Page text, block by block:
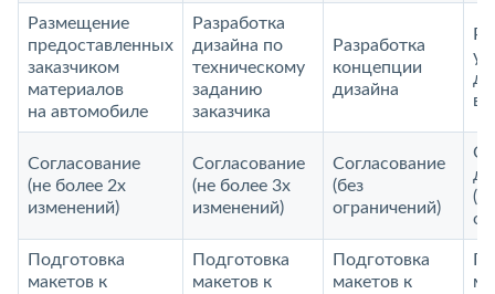
Размещение
предоставленных
заказчиком
материалов
на автомобиле
Разработка
дизайна по
техническому
заданию
заказчика
Разработка
концепции
дизайна
Согласование
(не более 2х
изменений)
Согласование
(не более 3х
изменений)
Согласование
(без
ограничений)
Подготовка
макетов к
Подготовка
макетов к
Подготовка
макетов к